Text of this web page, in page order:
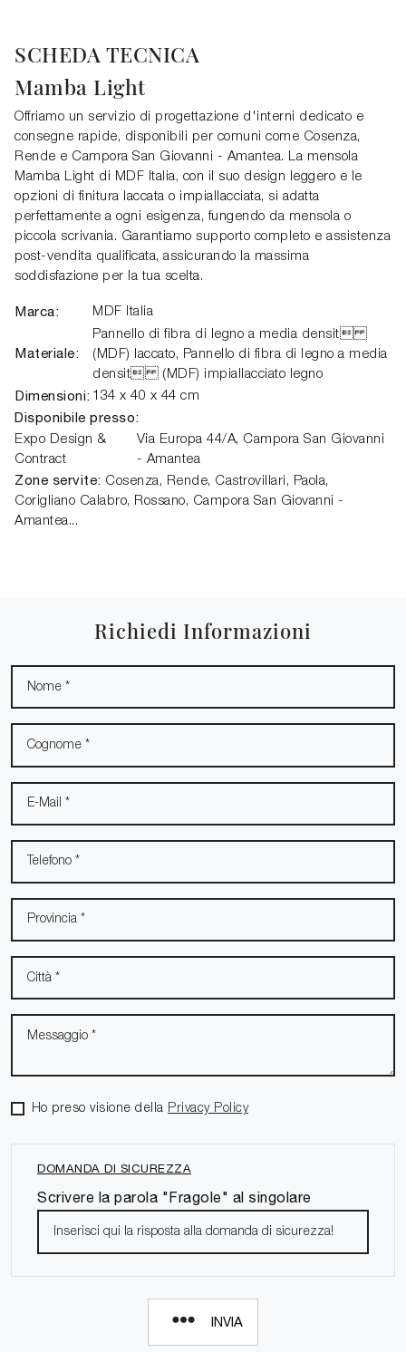
SCHEDA TECNICA
Mamba Light
Offriamo un servizio di progettazione d'interni dedicato e
consegne rapide, disponibili per comuni come Cosenza,
Rende e Campora San Giovanni - Amantea. La mensola
Mamba Light di MDF Italia, con il suo design leggero e le
opzioni di finitura laccata o impiallacciata, si adatta
perfettamente a ogni esigenza, fungendo da mensola o
piccola scrivania. Garantiamo supporto completo e assistenza
post-vendita qualificata, assicurando la massima
soddisfazione per la tua scelta.
Marca: MDF Italia
Materiale:
Pannello di fibra di legno a media densit
(MDF) laccato, Pannello di fibra di legno a media
densit (MDF) impiallacciato legno
Dimensioni: 134 x 40 x 44 cm
Disponibile presso:
Expo Design &
Contract
Via Europa 44/A, Campora San Giovanni
- Amantea
Zone servite: Cosenza, Rende, Castrovillari, Paola,
Corigliano Calabro, Rossano, Campora San Giovanni -
Amantea...
Richiedi Informazioni
Ho preso visione della Privacy Policy
DOMANDA DI SICUREZZA
Scrivere la parola "Fragole" al singolare
INVIA